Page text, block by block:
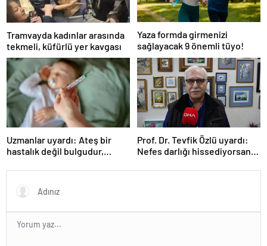
Tramvayda kadınlar arasında
tekmeli, küfürlü yer kavgası
Yaza formda girmenizi
sağlayacak 9 önemli tüyo!
Uzmanlar uyardı: Ateş bir
hastalık değil bulgudur,
mekanizmasıdır
Prof. Dr. Tevfik Özlü uyardı:
Nefes darlığı hissediyorsanız